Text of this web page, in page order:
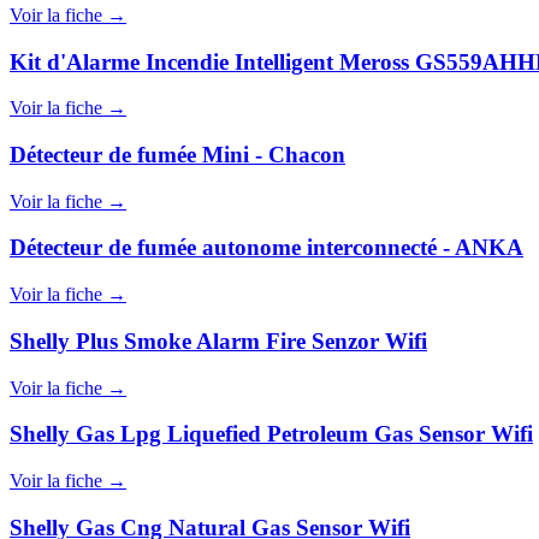
Voir la fiche →
Kit d'Alarme Incendie Intelligent Meross
Voir la fiche →
Détecteur de fumée Mini - Chacon
Voir la fiche →
Détecteur de fumée autonome interconnecté - ANKA
Voir la fiche →
Shelly Plus Smoke Alarm Fire Senzor Wifi
Voir la fiche →
Shelly Gas Lpg Liquefied Petroleum Gas Sensor Wifi
Voir la fiche →
Shelly Gas Cng Natural Gas Sensor Wifi